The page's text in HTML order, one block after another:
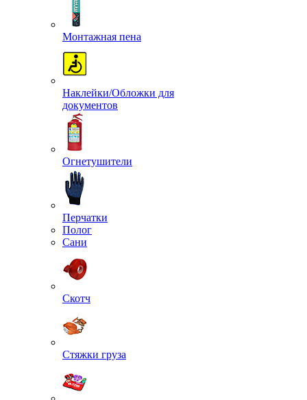
Монтажная пена
Наклейки/Обложки для
документов
Огнетушители
Перчатки
Полог
Сани
Скотч
Стяжки груза